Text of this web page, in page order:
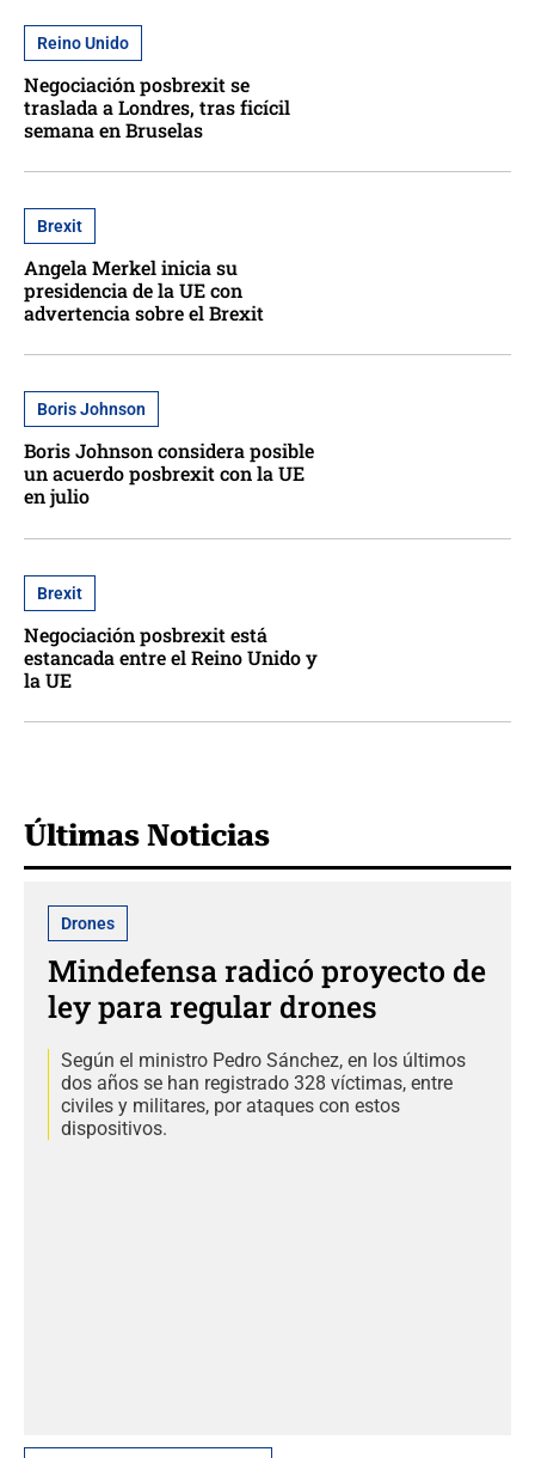
Reino Unido
Negociación posbrexit se
traslada a Londres, tras ficícil
semana en Bruselas
Brexit
Angela Merkel inicia su
presidencia de la UE con
advertencia sobre el Brexit
Boris Johnson
Boris Johnson considera posible
un acuerdo posbrexit con la UE
en julio
Brexit
Negociación posbrexit está
estancada entre el Reino Unido y
la UE
Últimas Noticias
Drones
Mindefensa radicó proyecto de
ley para regular drones
Según el ministro Pedro Sánchez, en los últimos
dos años se han registrado 328 víctimas, entre
civiles y militares, por ataques con estos
dispositivos.